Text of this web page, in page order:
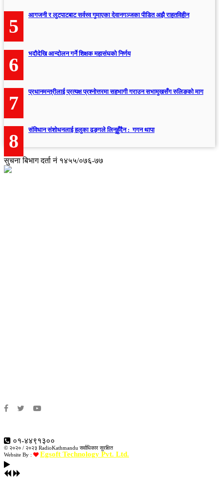
5
आगजनी र लुटपाटबाट सर्वस्व गुमाएका देवानगञ्जका पीडित अझै राहतविहीन
6
भदौदेखि आन्दोलन गर्ने शिक्षक महासंघको निर्णय
7
प्रधानमन्त्रीलाई प्रत्यक्ष प्रश्नोत्तरमा सहभागी गराउन सभामुखसँग रुलिङको माग
8
संविधान संशोधनलाई हलुका ढङ्गले लिनुहुँदैन : गगन थापा
सुचना बिभाग दर्ता नं १४५५/०७६-७७
०१-४४९१३००
© २०२० / २०२३ RadioKathmandu सर्वाधिकार सुरक्षित
Website By :
Egsoft Technology Pvt. Ltd.